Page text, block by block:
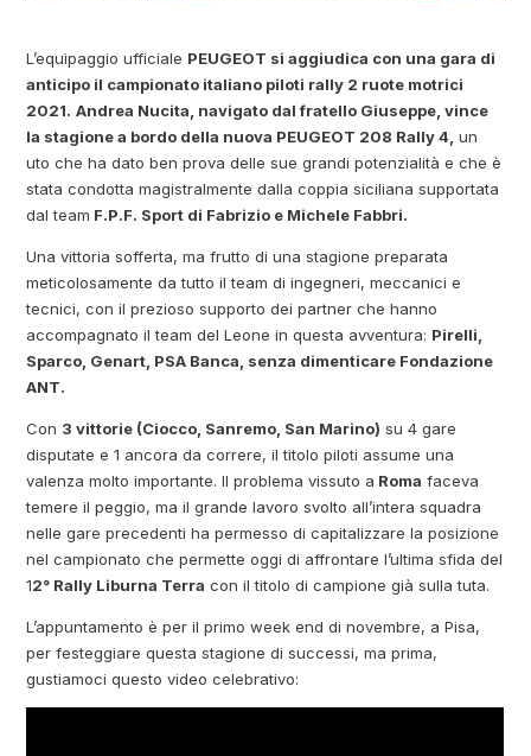
L’equipaggio ufficiale PEUGEOT si aggiudica con una gara di
anticipo il campionato italiano piloti rally 2 ruote motrici
2021. Andrea Nucita, navigato dal fratello Giuseppe, vince
la stagione a bordo della nuova PEUGEOT 208 Rally 4, un
uto che ha dato ben prova delle sue grandi potenzialità e che è
stata condotta magistralmente dalla coppia siciliana supportata
dal team F.P.F. Sport di Fabrizio e Michele Fabbri.
Una vittoria sofferta, ma frutto di una stagione preparata
meticolosamente da tutto il team di ingegneri, meccanici e
tecnici, con il prezioso supporto dei partner che hanno
accompagnato il team del Leone in questa avventura: Pirelli,
Sparco, Genart, PSA Banca, senza dimenticare Fondazione
ANT.
Con 3 vittorie (Ciocco, Sanremo, San Marino) su 4 gare
disputate e 1 ancora da correre, il titolo piloti assume una
valenza molto importante. Il problema vissuto a Roma faceva
temere il peggio, ma il grande lavoro svolto all’intera squadra
nelle gare precedenti ha permesso di capitalizzare la posizione
nel campionato che permette oggi di affrontare l’ultima sfida del
12° Rally Liburna Terra con il titolo di campione già sulla tuta.
L’appuntamento è per il primo week end di novembre, a Pisa,
per festeggiare questa stagione di successi, ma prima,
gustiamoci questo video celebrativo: